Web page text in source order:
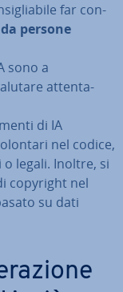
far con­
persone
sono a
at­ten­ta­
di IA
nel codice,
legali. Inoltre, si
copyright nel
su dati